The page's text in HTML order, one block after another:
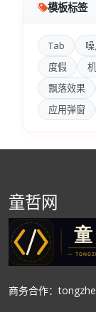
模板标签
Tab
度假
飘落效果
应用弹窗
童哲网
商务合作：